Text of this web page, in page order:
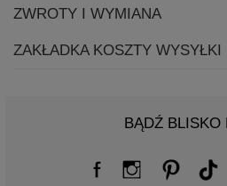
ZWROTY I WYMIANA
ZAKŁADKA KOSZTY WYSYŁKI
BĄDŹ BLISKO